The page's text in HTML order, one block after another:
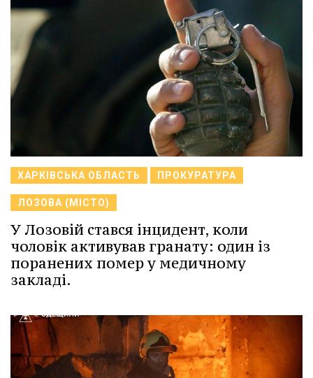
ХАРКІВСЬКА ОБЛАСТЬ ПРОКУРАТУРА
ЛОЗОВА (МІСТО)
У Лозовій стався інцидент, коли
чоловік активував гранату: один із
поранених помер у медичному
закладі.